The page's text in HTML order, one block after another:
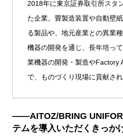
2018年に東京証券取引所スタ
た企業。畳製造装置や自動壁
る製品や、地元産業との異業
機器の開発を通じ、長年培っ
業機器の開発・製造やFactory
で、ものづくり現場に貢献され
――AITOZ/BRING
テムを導入いただくきっか